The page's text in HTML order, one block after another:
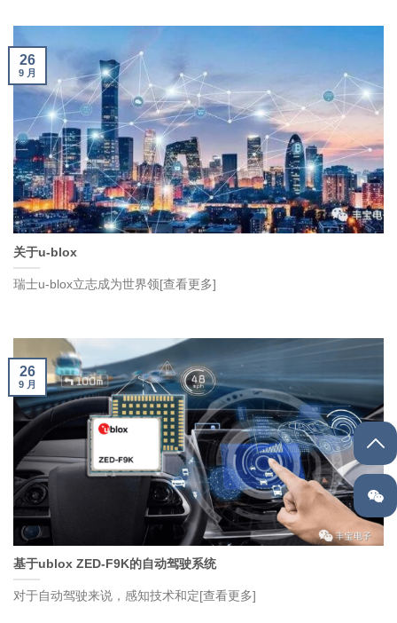
关于u-blox
瑞士u-blox立志成为世界领[查看更多]
26
9 月
基于ublox ZED-F9K的自动驾驶系统
对于自动驾驶来说，感知技术和定[查看更多]
26
9 月